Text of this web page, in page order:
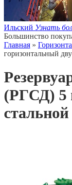
Ильский Узнать
Большинство
Главная »
горизонтальный
(РГСД) 5